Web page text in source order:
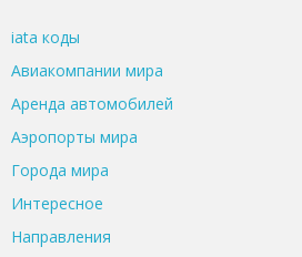
iata коды
Авиакомпании мира
Аренда автомобилей
Аэропорты мира
Города мира
Интересное
Направления